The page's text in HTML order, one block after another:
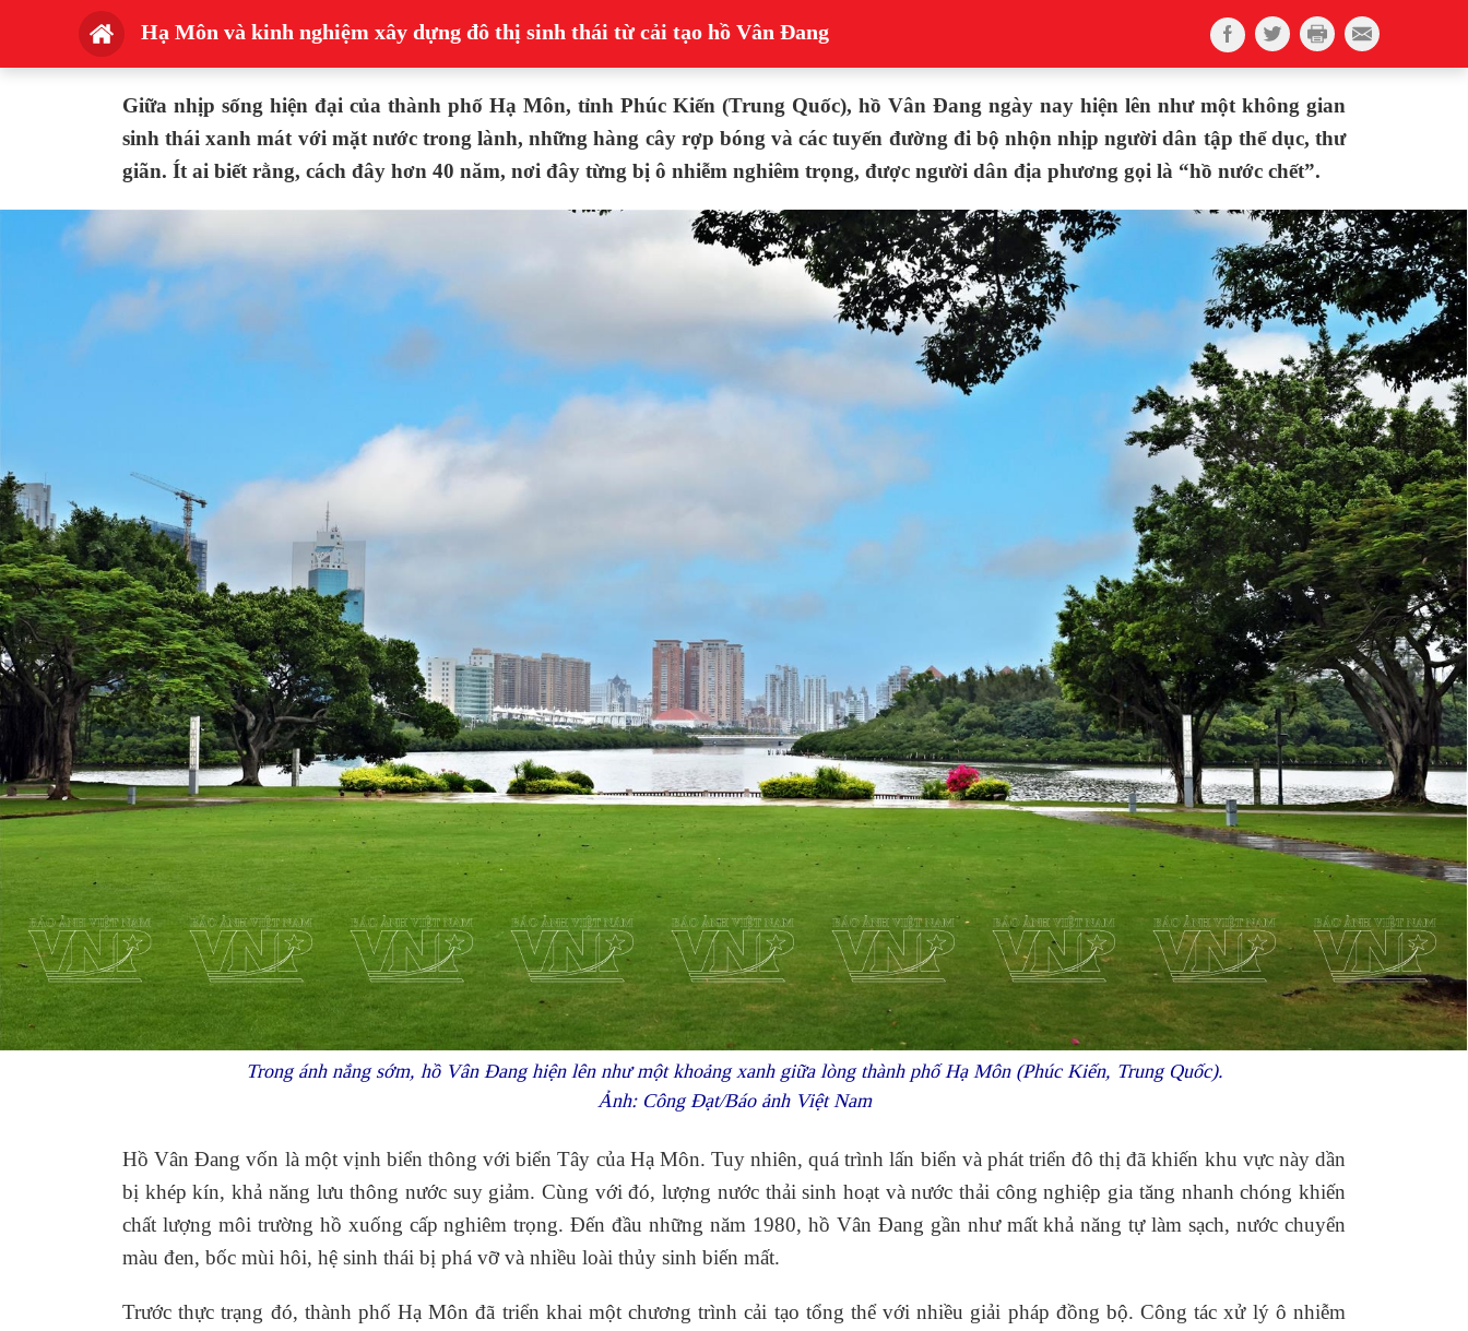
Hạ Môn và kinh nghiệm xây dựng đô thị sinh thái từ cải tạo hồ Vân Đang
Giữa nhịp sống hiện đại của thành phố Hạ Môn, tỉnh Phúc Kiến (Trung Quốc), hồ Vân Đang ngày nay hiện lên như một không gian
sinh thái xanh mát với mặt nước trong lành, những hàng cây rợp bóng và các tuyến đường đi bộ nhộn nhịp người dân tập thể dục, thư
giãn. Ít ai biết rằng, cách đây hơn 40 năm, nơi đây từng bị ô nhiễm nghiêm trọng, được người dân địa phương gọi là “hồ nước chết”.
Trong ánh nắng sớm, hồ Vân Đang hiện lên như một khoảng xanh giữa lòng thành phố Hạ Môn (Phúc Kiến, Trung Quốc).
Ảnh: Công Đạt/Báo ảnh Việt Nam
Hồ Vân Đang vốn là một vịnh biển thông với biển Tây của Hạ Môn. Tuy nhiên, quá trình lấn biển và phát triển đô thị đã khiến khu vực này dần
bị khép kín, khả năng lưu thông nước suy giảm. Cùng với đó, lượng nước thải sinh hoạt và nước thải công nghiệp gia tăng nhanh chóng khiến
chất lượng môi trường hồ xuống cấp nghiêm trọng. Đến đầu những năm 1980, hồ Vân Đang gần như mất khả năng tự làm sạch, nước chuyển
màu đen, bốc mùi hôi, hệ sinh thái bị phá vỡ và nhiều loài thủy sinh biến mất.
Trước thực trạng đó, thành phố Hạ Môn đã triển khai một chương trình cải tạo tổng thể với nhiều giải pháp đồng bộ. Công tác xử lý ô nhiễm